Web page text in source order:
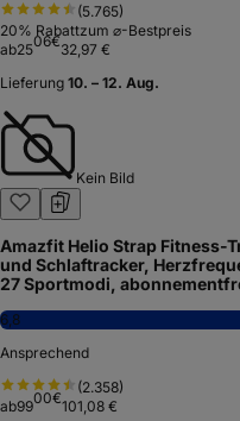
(5.765)
20% Rabattzum ⌀-Bestpreis
ab2506€32,97 €
Lieferung 10. – 12. Aug.
Kein Bild
Amazfit Helio Strap Fitness-
und Schlaftracker,
27 Sportmodi,
6,8
Ansprechend
(2.358)
ab9900€101,08 €